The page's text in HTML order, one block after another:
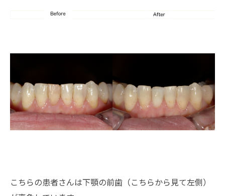
こちらの患者さんは下顎の前歯（こちらから見て左側）